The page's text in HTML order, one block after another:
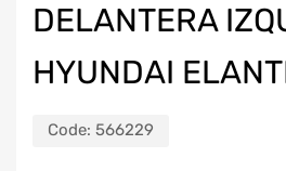
DELANTERA
HYUNDAI
Code: 566229